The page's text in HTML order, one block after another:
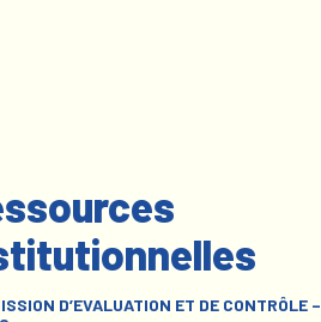
D’EVALUATION ET DE CONTRÔLE –